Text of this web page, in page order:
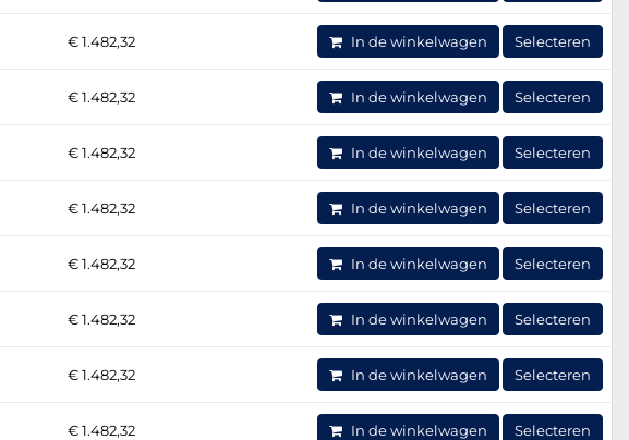
€ 1.482,32 In de winkelwagen Selecteren
€ 1.482,32 In de winkelwagen Selecteren
€ 1.482,32 In de winkelwagen Selecteren
€ 1.482,32 In de winkelwagen Selecteren
€ 1.482,32 In de winkelwagen Selecteren
€ 1.482,32 In de winkelwagen Selecteren
€ 1.482,32 In de winkelwagen Selecteren
€ 1.482,32 In de winkelwagen Selecteren